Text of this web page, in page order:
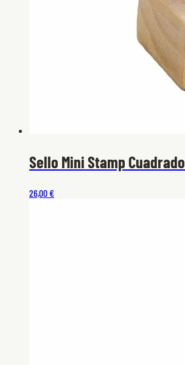
Sello Mini Stamp Cuadrado
26,00 €